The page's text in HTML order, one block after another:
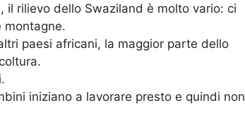
rilievo dello Swaziland è molto vario: ci
montagne.
paesi africani, la maggior parte dello
iniziano a lavorare presto e quindi non